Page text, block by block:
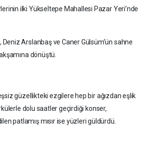
ilki Yükseltepe Mahallesi Pazar Yeri’nde
Arslanbaş ve Caner Gülsüm’ün sahne
dönüştü.
güzellikteki ezgilere hep bir ağızdan eşlik
dolu saatler geçirdiği konser,
patlamış mısır ise yüzleri güldürdü.